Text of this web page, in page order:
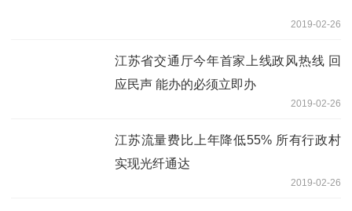
2019-02-26
江苏省交通厅今年首家上线政风热线 回
应民声 能办的必须立即办
2019-02-26
江苏流量费比上年降低55% 所有行政村
实现光纤通达
2019-02-26